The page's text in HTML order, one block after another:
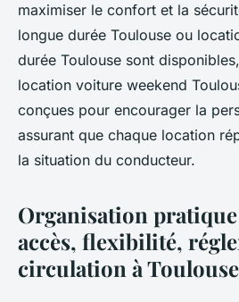
maximiser le confort et la
longue durée Toulouse ou
durée Toulouse sont
location voiture weekend
conçues pour encourager la
assurant que chaque location
la situation du conducteur.
Organisation
accès, flexibilité,
circulation à Toulouse